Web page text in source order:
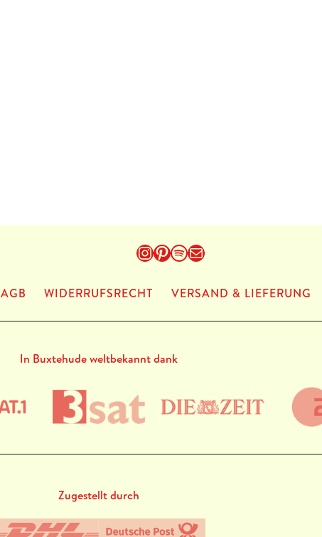
Instagram
Pinterest
Spotify
E-Mail
AGB WIDERRUFSRECHT VERSAND & LIEFERUNG
In Buxtehude weltbekannt dank
Zugestellt durch